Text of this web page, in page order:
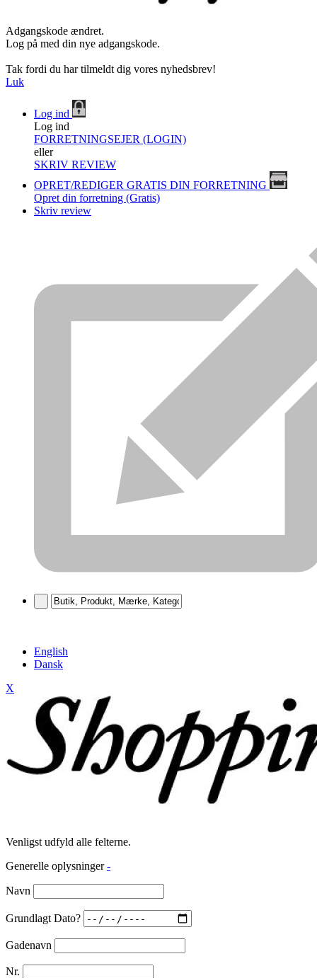
Adgangskode ændret.
Log på med din nye adgangskode.
Tak fordi du har tilmeldt dig vores nyhedsbrev!
Luk
Log ind
Log ind
FORRETNINGSEJER (LOGIN)
eller
SKRIV REVIEW
OPRET/REDIGER GRATIS DIN FORRETNING
Opret din forretning (Gratis)
Skriv review
English
Dansk
X
Venligst udfyld alle felterne.
Generelle oplysninger -
Navn
Grundlagt Dato?
Gadenavn
Nr.